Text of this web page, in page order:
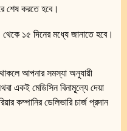
শেষ করতে হবে।
১৫ দিনের মধ্যে জানাতে হবে।
আপনার সমস্যা অনুযায়ী
একই মেডিসিন বিনামূ্ল্যে দেয়া
কম্পানির ডেলিভারি চার্জ প্রদান